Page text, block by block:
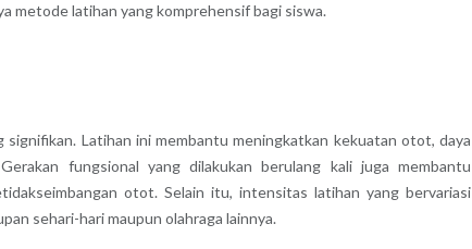
metode latihan yang komprehensif bagi siswa.
Latihan ini membantu meningkatkan kekuatan otot, daya
fungsional yang dilakukan berulang kali juga membantu
otot. Selain itu, intensitas latihan yang bervariasi
sehari-hari maupun olahraga lainnya.